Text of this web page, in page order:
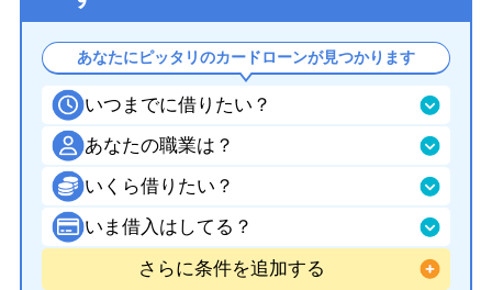
あなたにピッタリのカードローンが見つかります
いつまでに借りたい？
あなたの職業は？
いくら借りたい？
いま借入はしてる？
さらに条件を追加する